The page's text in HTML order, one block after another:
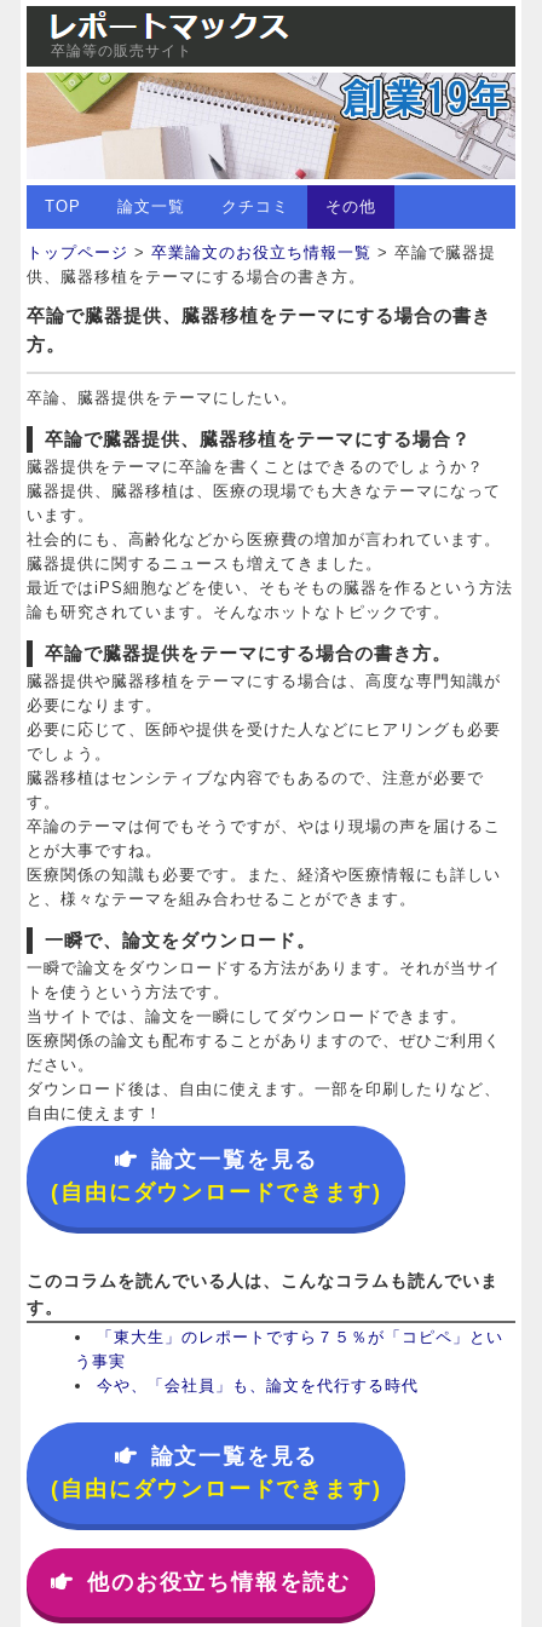
卒論等の販売サイト
TOP 論文一覧 クチコミ その他
トップページ >卒業論文のお役立ち情報一覧 > 卒論で臓器提
供、臓器移植をテーマにする場合の書き方。
卒論で臓器提供、臓器移植をテーマにする場合の書き
方。
卒論、臓器提供をテーマにしたい。
卒論で臓器提供、臓器移植をテーマにする場合？
臓器提供をテーマに卒論を書くことはできるのでしょうか？
臓器提供、臓器移植は、医療の現場でも大きなテーマになって
います。
社会的にも、高齢化などから医療費の増加が言われています。
臓器提供に関するニュースも増えてきました。
最近ではiPS細胞などを使い、そもそもの臓器を作るという方法
論も研究されています。そんなホットなトピックです。
卒論で臓器提供をテーマにする場合の書き方。
臓器提供や臓器移植をテーマにする場合は、高度な専門知識が
必要になります。
必要に応じて、医師や提供を受けた人などにヒアリングも必要
でしょう。
臓器移植はセンシティブな内容でもあるので、注意が必要で
す。
卒論のテーマは何でもそうですが、やはり現場の声を届けるこ
とが大事ですね。
医療関係の知識も必要です。また、経済や医療情報にも詳しい
と、様々なテーマを組み合わせることができます。
一瞬で、論文をダウンロード。
一瞬で論文をダウンロードする方法があります。それが当サイ
トを使うという方法です。
当サイトでは、論文を一瞬にしてダウンロードできます。
医療関係の論文も配布することがありますので、ぜひご利用く
ださい。
ダウンロード後は、自由に使えます。一部を印刷したりなど、
自由に使えます！
論文一覧を見る
(自由にダウンロードできます)
このコラムを読んでいる人は、こんなコラムも読んでいま
す。
「東大生」のレポートですら７５％が「コピペ」とい
う事実
今や、「会社員」も、論文を代行する時代
論文一覧を見る
(自由にダウンロードできます)
他のお役立ち情報を読む